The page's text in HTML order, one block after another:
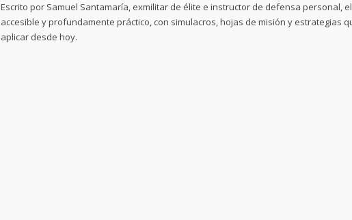
Escrito por Samuel Santamaría, exmilitar de élite e instructor de defensa personal,
accesible y profundamente práctico, con simulacros, hojas de misión y estrategias
aplicar desde hoy.